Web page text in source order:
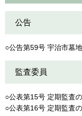
公告
○公告第59号 宇治市墓
監査委員
○公表第15号 定期監査
○公表第16号 定期監査